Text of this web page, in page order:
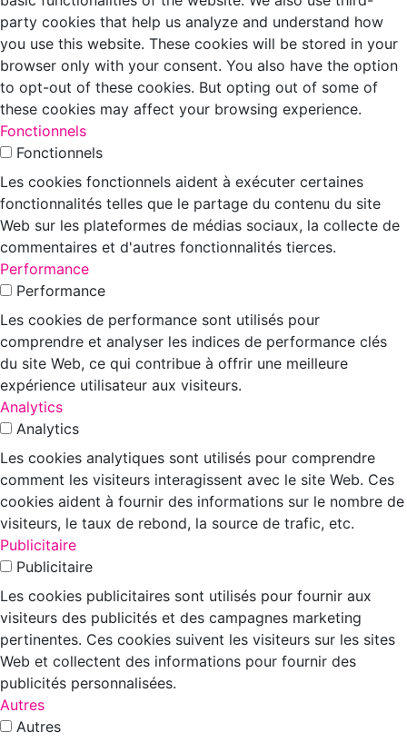
party cookies that help us analyze and understand how
you use this website. These cookies will be stored in your
browser only with your consent. You also have the option
to opt-out of these cookies. But opting out of some of
these cookies may affect your browsing experience.
Fonctionnels
Fonctionnels
Les cookies fonctionnels aident à exécuter certaines
fonctionnalités telles que le partage du contenu du site
Web sur les plateformes de médias sociaux, la collecte de
commentaires et d'autres fonctionnalités tierces.
Performance
Performance
Les cookies de performance sont utilisés pour
comprendre et analyser les indices de performance clés
du site Web, ce qui contribue à offrir une meilleure
expérience utilisateur aux visiteurs.
Analytics
Analytics
Les cookies analytiques sont utilisés pour comprendre
comment les visiteurs interagissent avec le site Web. Ces
cookies aident à fournir des informations sur le nombre de
visiteurs, le taux de rebond, la source de trafic, etc.
Publicitaire
Publicitaire
Les cookies publicitaires sont utilisés pour fournir aux
visiteurs des publicités et des campagnes marketing
pertinentes. Ces cookies suivent les visiteurs sur les sites
Web et collectent des informations pour fournir des
publicités personnalisées.
Autres
Autres